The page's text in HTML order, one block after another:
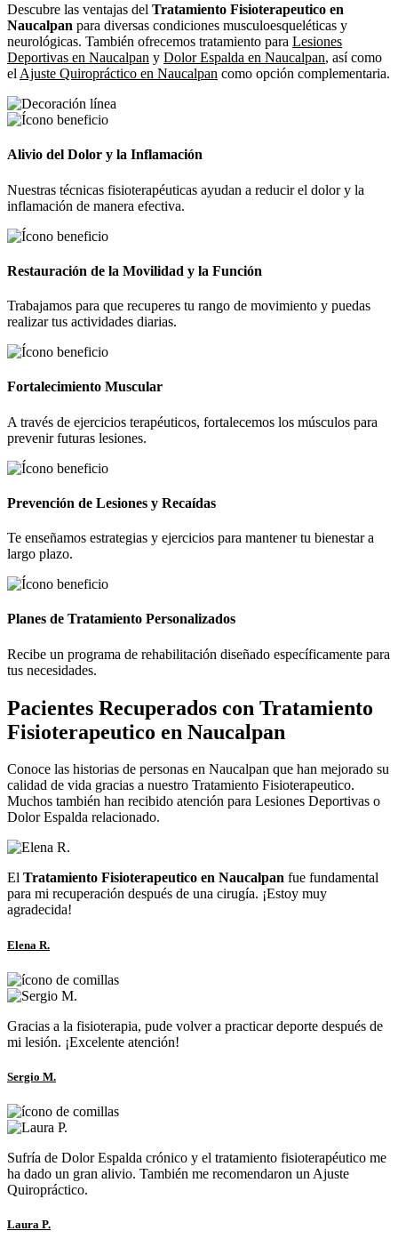
Descubre las ventajas del Tratamiento Fisioterapeutico en
Naucalpan para diversas condiciones musculoesqueléticas y
neurológicas. También ofrecemos tratamiento para Lesiones
Deportivas en Naucalpan y Dolor Espalda en Naucalpan, así como
el Ajuste Quiropráctico en Naucalpan como opción complementaria.
Alivio del Dolor y la Inflamación
Nuestras técnicas fisioterapéuticas ayudan a reducir el dolor y la
inflamación de manera efectiva.
Restauración de la Movilidad y la Función
Trabajamos para que recuperes tu rango de movimiento y puedas
realizar tus actividades diarias.
Fortalecimiento Muscular
A través de ejercicios terapéuticos, fortalecemos los músculos para
prevenir futuras lesiones.
Prevención de Lesiones y Recaídas
Te enseñamos estrategias y ejercicios para mantener tu bienestar a
largo plazo.
Planes de Tratamiento Personalizados
Recibe un programa de rehabilitación diseñado específicamente para
tus necesidades.
Pacientes Recuperados con Tratamiento
Fisioterapeutico en Naucalpan
Conoce las historias de personas en Naucalpan que han mejorado su
calidad de vida gracias a nuestro Tratamiento Fisioterapeutico.
Muchos también han recibido atención para Lesiones Deportivas o
Dolor Espalda relacionado.
El Tratamiento Fisioterapeutico en Naucalpan fue fundamental
para mi recuperación después de una cirugía. ¡Estoy muy
agradecida!
Elena R.
Gracias a la fisioterapia, pude volver a practicar deporte después de
mi lesión. ¡Excelente atención!
Sergio M.
Sufría de Dolor Espalda crónico y el tratamiento fisioterapéutico me
ha dado un gran alivio. También me recomendaron un Ajuste
Quiropráctico.
Laura P.